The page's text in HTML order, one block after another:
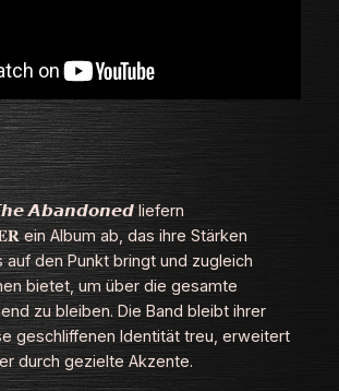
𝘼𝙗𝙖𝙣𝙙𝙤𝙣𝙚𝙙 liefern
Album ab, das ihre Stärken
den Punkt bringt und zugleich
bietet, um über die gesamte
zu bleiben. Die Band bleibt ihrer
geschliffenen Identität treu, erweitert
durch gezielte Akzente.